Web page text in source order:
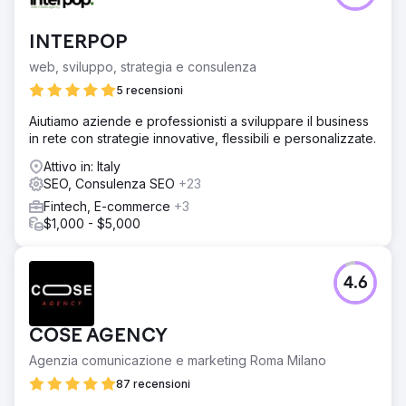
INTERPOP
web, sviluppo, strategia e consulenza
5 recensioni
Aiutiamo aziende e professionisti a sviluppare il business
in rete con strategie innovative, flessibili e personalizzate.
Attivo in: Italy
SEO, Consulenza SEO +23
Fintech, E-commerce +3
$1,000 - $5,000
COSE AGENCY
Agenzia comunicazione e marketing Roma Milano
87 recensioni
4.6